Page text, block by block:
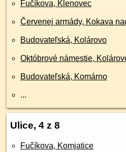
Fučíkova, Klenovec
Červenej armády, Kokava
Budovateľská, Kolárovo
Októbrové námestie,
Budovateľská, Komárno
...
Ulice, 4 z 8
Fučíkova, Komjatice